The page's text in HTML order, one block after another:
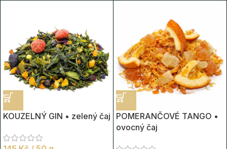
KOUZELNÝ GIN • zelený čaj
POMERANČOVÉ TANGO •
ovocný čaj